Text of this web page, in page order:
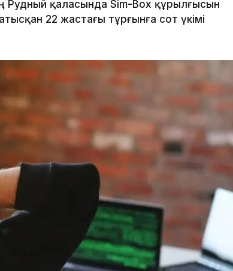
Рудный қаласында Sim-Box құрылғысын
22 жастағы тұрғынға сот үкімі